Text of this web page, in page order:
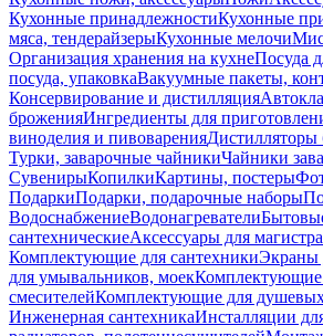
Кухонные принадлежностиКухонные
мяса, тендерайзерыКухонные мелочи
Организация хранения на кухнеПосуда
посуда, упаковкаВакуумные пакеты,
Консервирование и дистилляция
броженияИнгредиенты для
виноделия и пивоварения
Турки, заварочные чайникиЧайники
СувенирыКопилкиКартины, постеры
ПодаркиПодарки, подарочные наборы
ВодоснабжениеВодонагреватели
сантехническиеАксессуары для
Комплектующие для сантехникиЭкраны
для умывальников, моекКомплектующие
смесителейКомплектующие для
Инженерная сантехникаИнсталляции